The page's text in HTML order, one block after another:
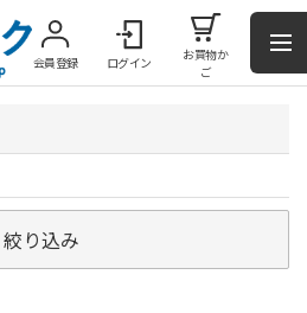
会員登録 ログイン
お買物か
ご
絞り込み